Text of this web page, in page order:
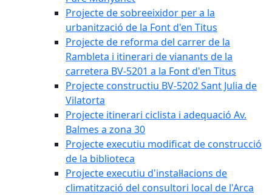
Projecte de sobreeixidor per a la
urbanització de la Font d'en Titus
Projecte de reforma del carrer de la
Rambleta i itinerari de vianants de la
carretera BV-5201 a la Font d'en Titus
Projecte constructiu BV-5202 Sant Julia de
Vilatorta
Projecte itinerari ciclista i adequació Av.
Balmes a zona 30
Projecte executiu modificat de construcció
de la biblioteca
Projecte executiu d'instal·lacions de
climatització del consultori local de l'Arca